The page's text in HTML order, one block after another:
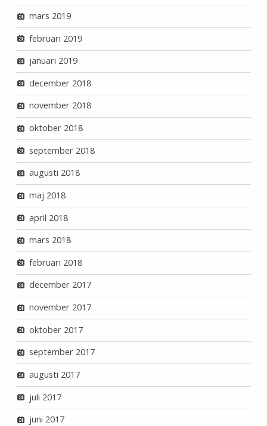
mars 2019
februari 2019
januari 2019
december 2018
november 2018
oktober 2018
september 2018
augusti 2018
maj 2018
april 2018
mars 2018
februari 2018
december 2017
november 2017
oktober 2017
september 2017
augusti 2017
juli 2017
juni 2017